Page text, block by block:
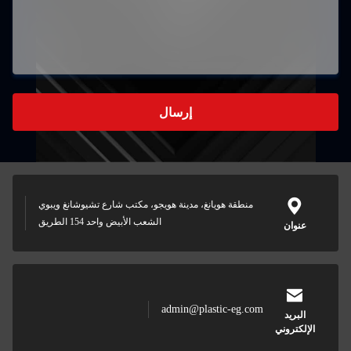
إرسال
عنوان
منطقة هويانغ، مدينة هويجو، مكتب شارع تشيوشانغ ويبوي
الشعب الأبيض واحد 154 الطريق
البريد
الإلكتروني
admin@plastic-eg.com